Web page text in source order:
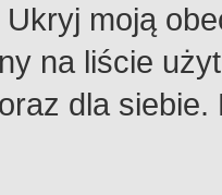
moją
na liście
dla